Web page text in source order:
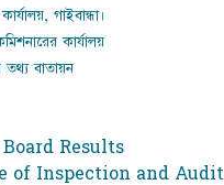
গাইবান্ধা।
কার্যালয়
তথ্য বাতায়ন
Results
of Inspection and Audit